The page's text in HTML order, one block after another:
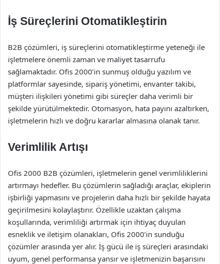
İş Süreçlerini Otomatikleştirin
B2B çözümleri, iş süreçlerini otomatikleştirme yeteneği ile
işletmelere önemli zaman ve maliyet tasarrufu
sağlamaktadır. Ofis 2000’in sunmuş olduğu yazılım ve
platformlar sayesinde, sipariş yönetimi, envanter takibi,
müşteri ilişkileri yönetimi gibi süreçler daha verimli bir
şekilde yürütülmektedir. Otomasyon, hata payını azaltırken,
işletmelerin hızlı ve doğru kararlar almasına olanak tanır.
Verimlilik Artışı
Ofis 2000 B2B çözümleri, işletmelerin genel verimliliklerini
artırmayı hedefler. Bu çözümlerin sağladığı araçlar, ekiplerin
işbirliği yapmasını ve projelerin daha hızlı bir şekilde hayata
geçirilmesini kolaylaştırır. Özellikle uzaktan çalışma
koşullarında, verimliliği artırmak için ihtiyaç duyulan
esneklik ve iletişim olanakları, Ofis 2000’in sunduğu
çözümler arasında yer alır. İş gücü ile iş süreçleri arasındaki
uyum, genel performansa yansır ve işletmenizin başarısını